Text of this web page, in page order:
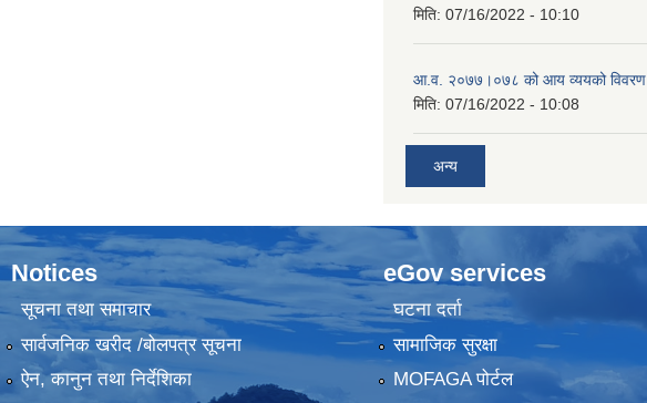
मिति: 07/16/2022 - 10:10
आ.व. २०७७।०७८ को आय व्ययको विवरण
मिति: 07/16/2022 - 10:08
अन्य
Notices
सूचना तथा समाचार
सार्वजनिक खरीद /बोलपत्र सूचना
ऐन, कानुन तथा निर्देशिका
eGov services
घटना दर्ता
सामाजिक सुरक्षा
MOFAGA पोर्टल